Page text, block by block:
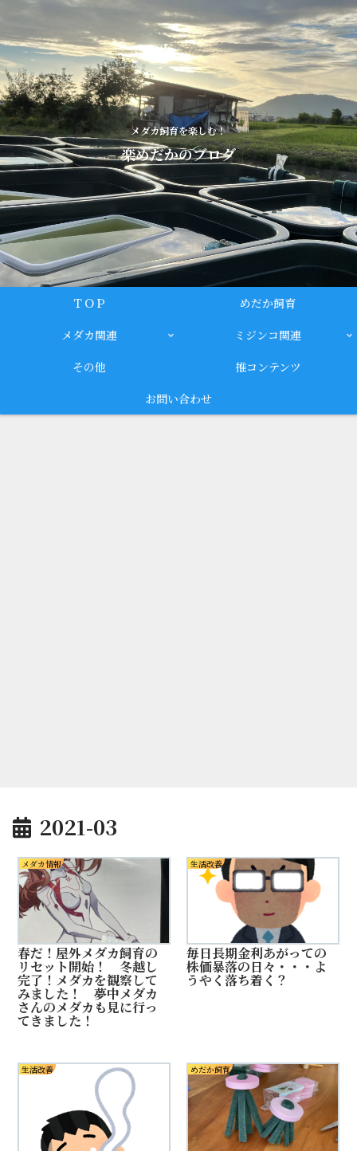
メダカ飼育を楽しむ！
楽めだかのブログ
ＴＯＰ
めだか飼育
メダカ関連
ミジンコ関連
その他
推コンテンツ
お問い合わせ
2021-03
メダカ情報
春だ！屋外メダカ飼育の
リセット開始！ 冬越し
完了！メダカを観察して
みました！ 夢中メダカ
さんのメダカも見に行っ
てきました！
生活改善
毎日長期金利あがっての
株価暴落の日々・・・よ
うやく落ち着く？
生活改善 めだか飼育